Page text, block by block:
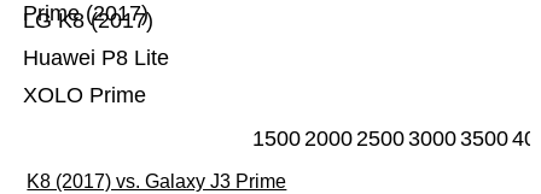
XOLO Prime
Huawei P8 Lite
LG K8 (2017)
Prime (2017)
15002000250030003500
K8 (2017) vs. Galaxy J3 Prime